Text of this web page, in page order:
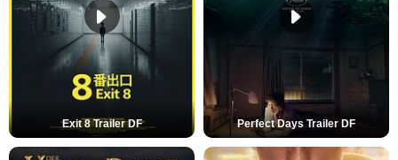
Exit 8 Trailer DF Perfect Days Trailer DF